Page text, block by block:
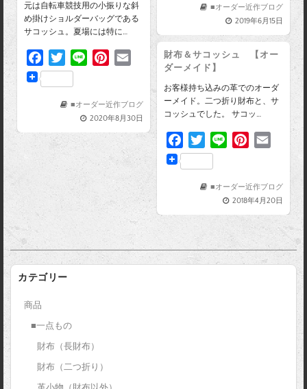
元は自転車競技用の小振りな斜
め掛けショルダーバッグである
サコッシュ。夏場には特に…
a
c
w
i
t
e
e
t
e
e
i
l
■オーダー近作ブログ
2020年8月30日
o
o
k
t
e
r
e
t
e
r
t
i
l
■オーダー近作ブログ
2019年6月15日
財布＆サコッシュ 【オー
ダーメイド】
お客様持ち込みの革でのオーダ
ーメイド。二つ折り財布と、サ
コッシュでした。 サコッ…
a
c
w
i
t
e
t
e
i
l
■オーダー近作ブログ
2018年4月20日
カテゴリー
商品
■一点もの
財布（長財布）
財布（二つ折り）